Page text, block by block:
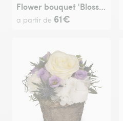
Flower bouquet 'Blossom Beauty'
a partir de 61€